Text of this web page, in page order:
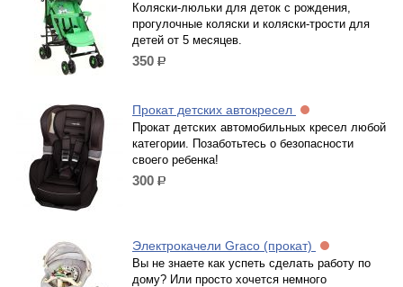
Коляски-люльки для деток с рождения,
прогулочные коляски и коляски-трости для
детей от 5 месяцев.
350 р.
Прокат детских автокресел
Прокат детских автомобильных кресел любой
категории. Позаботьтесь о безопасности
своего ребенка!
300 р.
Электрокачели Graco (прокат)
Вы не знаете как успеть сделать работу по
дому? Или просто хочется немного